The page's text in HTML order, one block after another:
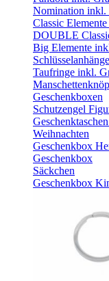
Nomination inkl.
Classic
DOUBLE
Big Elemente
Taufringe inkl.
Geschenkboxen
Schutzengel
Weihnachten
Geschenkbox
Geschenkbox
Säckchen
Geschenkbox